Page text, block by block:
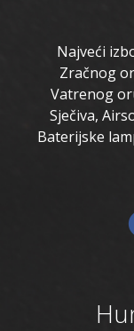
Najveći
Zračnog
Vatrenog
Sječiva,
Baterijske